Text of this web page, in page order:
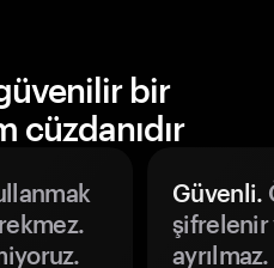
bir
cüzdanıdır
Güvenli.
şifrelenir